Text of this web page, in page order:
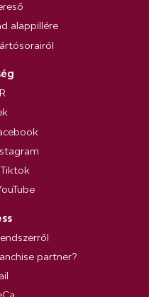
alappillére
partner?